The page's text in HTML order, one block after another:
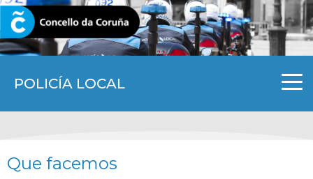
POLICÍA LOCAL
CORUNA.GAL
Que facemos